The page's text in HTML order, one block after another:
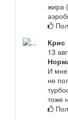
жира
Крис
13
И мне
не
тоже